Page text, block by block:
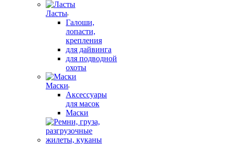
Ласты
Галоши,
лопасти,
крепления
для дайвинга
для подводной
охоты
Маски
Аксессуары
для масок
Маски